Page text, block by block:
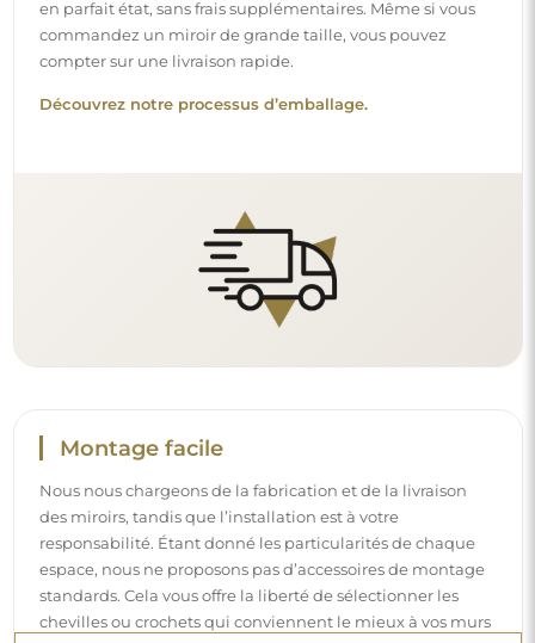
des miroirs, tandis que l’installation est à votre
responsabilité. Étant donné les particularités de chaque
espace, nous ne proposons pas d’accessoires de montage
standards. Cela vous offre la liberté de sélectionner les
chevilles ou crochets qui conviennent le mieux à vos murs
Nettoyage et entretien
Pour maintenir un éclat optimal, il suffit d’un chiffon en
microfibre et d’eau chaude. Si vous optez pour des
produits spécifiques, veillez à ce qu’ils aient un pH neutre